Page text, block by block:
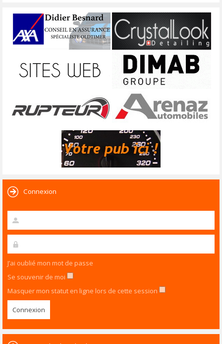
Connexion
J’ai oublié mon mot de passe
Se souvenir de moi
Masquer mon statut en ligne lors de cette session